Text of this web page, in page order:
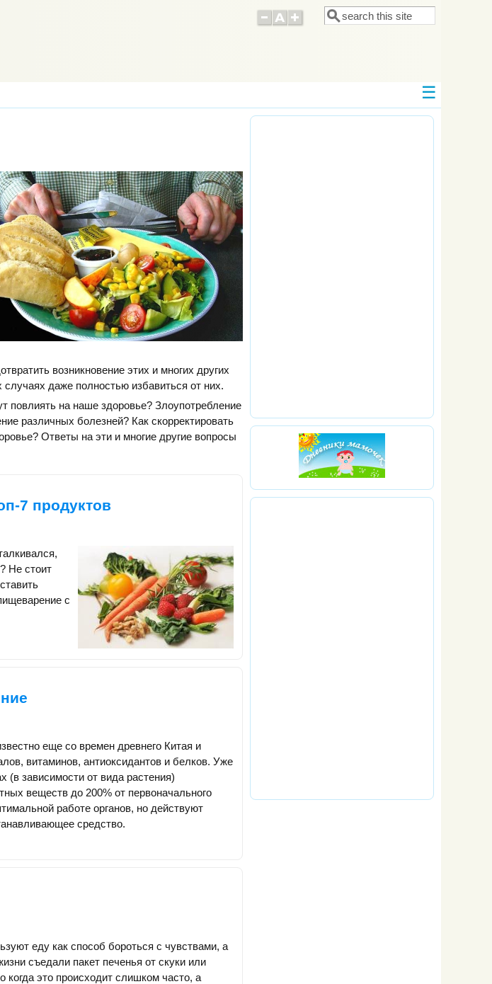
Форма поиска
Поиск
возникновение этих и многих других
случаях даже полностью избавиться от них.
повлиять на наше здоровье? Злоупотребление
различных болезней? Как скорректировать
Ответы на эти и многие другие вопросы
7 продуктов
Не стоит
с
еще со времен древнего Китая и
витаминов, антиоксидантов и белков. Уже
(в зависимости от вида растения)
веществ до 200% от первоначального
работе органов, но действуют
средство.
еду как способ бороться с чувствами, а
съедали пакет печенья от скуки или
когда это происходит слишком часто, а